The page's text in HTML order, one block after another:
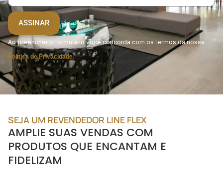
ASSINAR
Ao preencher o formulário você concorda com os termos da nossa
Política de Privacidade.
SEJA UM REVENDEDOR LINE FLEX
AMPLIE SUAS VENDAS COM
PRODUTOS QUE ENCANTAM E
FIDELIZAM